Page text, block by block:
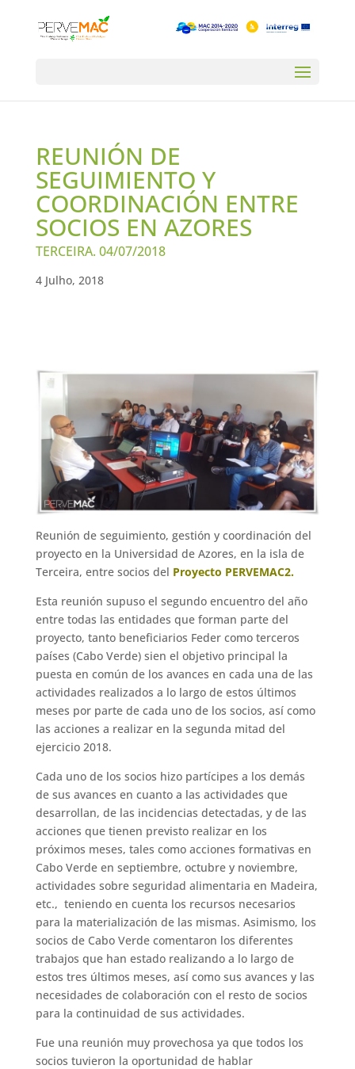
REUNIÓN DE
SEGUIMIENTO Y
COORDINACIÓN ENTRE
SOCIOS EN AZORES
TERCEIRA. 04/07/2018
4 Julho, 2018
Reunión de seguimiento, gestión y coordinación del
proyecto en la Universidad de Azores, en la isla de
Terceira, entre socios del Proyecto PERVEMAC2.
Esta reunión supuso el segundo encuentro del año
entre todas las entidades que forman parte del
proyecto, tanto beneficiarios Feder como terceros
países (Cabo Verde) sien el objetivo principal la
puesta en común de los avances en cada una de las
actividades realizados a lo largo de estos últimos
meses por parte de cada uno de los socios, así como
las acciones a realizar en la segunda mitad del
ejercicio 2018.
Cada uno de los socios hizo partícipes a los demás
de sus avances en cuanto a las actividades que
desarrollan, de las incidencias detectadas, y de las
acciones que tienen previsto realizar en los
próximos meses, tales como acciones formativas en
Cabo Verde en septiembre, octubre y noviembre,
actividades sobre seguridad alimentaria en Madeira,
etc., teniendo en cuenta los recursos necesarios
para la materialización de las mismas. Asimismo, los
socios de Cabo Verde comentaron los diferentes
trabajos que han estado realizando a lo largo de
estos tres últimos meses, así como sus avances y las
necesidades de colaboración con el resto de socios
para la continuidad de sus actividades.
Fue una reunión muy provechosa ya que todos los
socios tuvieron la oportunidad de hablar